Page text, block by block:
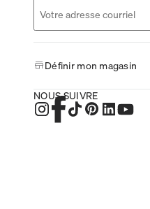
Définir mon magasin
NOUS SUIVRE